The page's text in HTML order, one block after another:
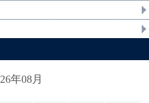
年08月